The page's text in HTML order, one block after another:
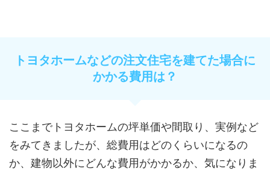
トヨタホームなどの注文住宅を建てた場合に
かかる費用は？
ここまでトヨタホームの坪単価や間取り、実例など
をみてきましたが、総費用はどのくらいになるの
か、建物以外にどんな費用がかかるか、気になりま